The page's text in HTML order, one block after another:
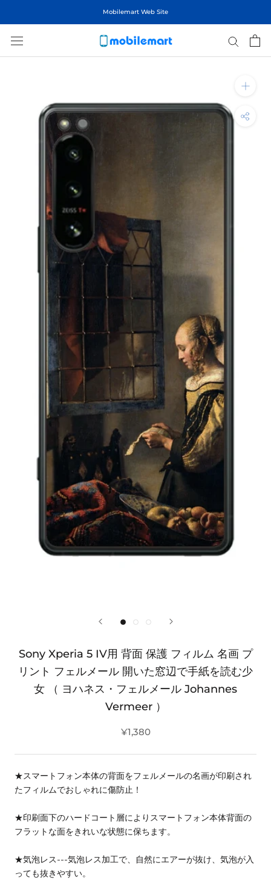
Mobilemart Web Site
Sony Xperia 5 IV用 背面 保護 フィルム 名画 プ
リント フェルメール 開いた窓辺で手紙を読む少
女 （ ヨハネス・フェルメール Johannes
Vermeer ）
¥1,380
★スマートフォン本体の背面をフェルメールの名画が印刷され
たフィルムでおしゃれに傷防止！
★印刷面下のハードコート層によりスマートフォン本体背面の
フラットな面をきれいな状態に保ちます。
★気泡レス---気泡レス加工で、自然にエアーが抜け、気泡が入
っても抜きやすい。